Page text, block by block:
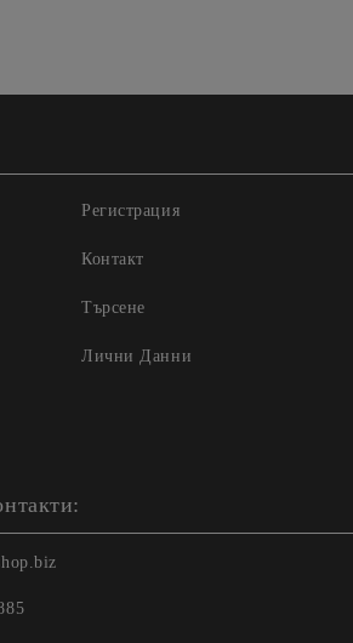
Регистрация
Контакт
Търсене
Лични Данни